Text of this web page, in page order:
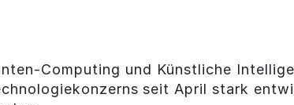
Computing und Künstliche
seit April stark